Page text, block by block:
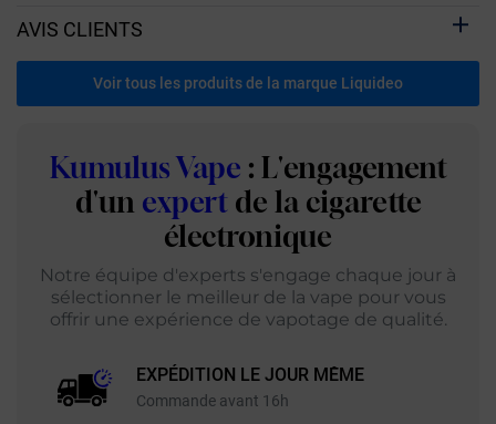
AVIS CLIENTS
Voir tous les produits de la marque Liquideo
Kumulus Vape : L'engagement
d'un expert de la cigarette
électronique
Notre équipe d'experts s'engage chaque jour à
sélectionner le meilleur de la vape pour vous
offrir une expérience de vapotage de qualité.
EXPÉDITION LE JOUR MÊME
Commande avant 16h